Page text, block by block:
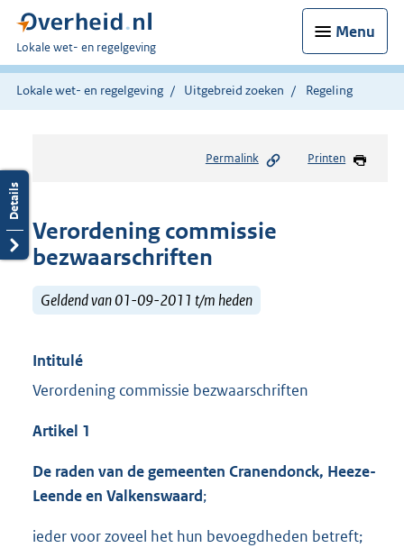
Menu
U
bent
hier:
Lokale wet- en regelgeving
Lokale wet- en regelgeving Uitgebreid zoeken Regeling
Permalink Printen
Verordening commissie
bezwaarschriften
Geldend van 01-09-2011 t/m heden
Intitulé
Verordening commissie bezwaarschriften
Artikel 1
De raden van de gemeenten Cranendonck, Heeze-
Leende en Valkenswaard;
ieder voor zoveel het hun bevoegdheden betreft;